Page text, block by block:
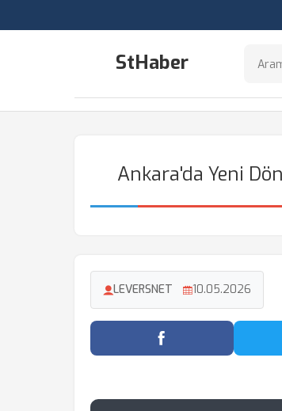
StHaber
Ankara'da Yeni
LEVERSNET 10.05.2026
Facebook'ta